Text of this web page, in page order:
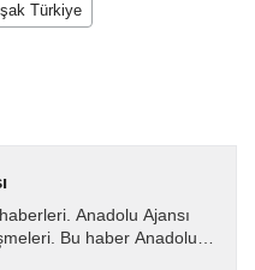
Türkiye
Anadolu Ajansı
Bu haber Anadolu